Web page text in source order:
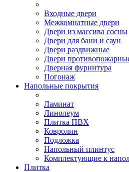
Входные двери
Межкомнатные двери
Двери из массива сосны
Двери для бани и саун
Двери раздвижные
Двери
Дверная фурнитура
Погонаж
Напольные покрытия
Ламинат
Линолеум
Плитка ПВХ
Ковролин
Подложка
Напольный плинтус
Комплектующие к
Плитка